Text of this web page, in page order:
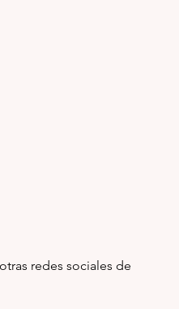
redes sociales de